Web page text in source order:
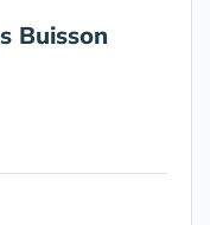
Buisson